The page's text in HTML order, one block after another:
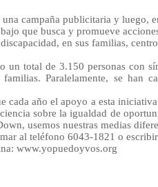
campaña publicitaria y luego,
que busca y promueve
en sus familias,
un total de 3.150 personas con
Paralelamente, se han
cada año el apoyo a esta
sobre la igualdad de
usemos nuestras medias
al teléfono 6043-1821 o
www.yopuedoyvos.org